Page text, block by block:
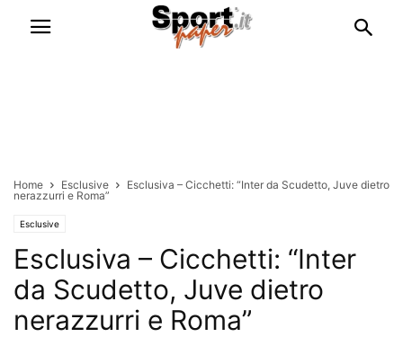
Home Esclusive
Esclusiva – Cicchetti: “Inter da Scudetto, Juve dietro
nerazzurri e Roma”
Esclusive
Esclusiva – Cicchetti: “Inter
da Scudetto, Juve dietro
nerazzurri e Roma”